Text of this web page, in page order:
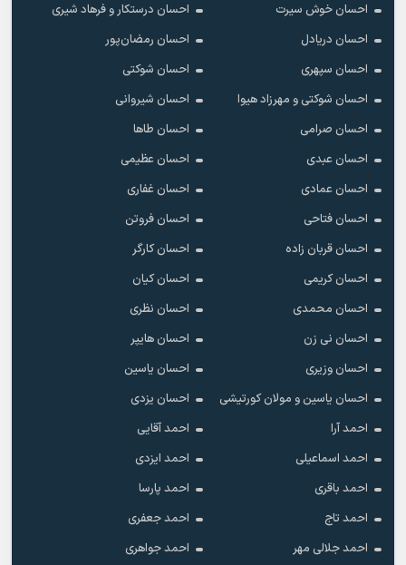
احسان خوش سیرت
احسان درستکار و فرهاد شیرى
احسان دریادل
احسان رمضان‌پور
احسان سپهری
احسان شوکتی
احسان شوکتی و مهرزاد هیوا
احسان شیروانی
احسان صرامی
احسان طاها
احسان عبدی
احسان عظیمی
احسان عمادی
احسان غفاری
احسان فتاحی
احسان فروتن
احسان قربان زاده
احسان کارگر
احسان کریمی
احسان کیان
احسان محمدی
احسان نظری
احسان نی زن
احسان هایپر
احسان وزیری
احسان یاسین
احسان یاسین و مولان کورتیشی
احسان یزدی
احمد آرا
احمد آقایی
احمد اسماعیلی
احمد ایزدی
احمد باقری
احمد پارسا
احمد تاج
احمد جعفری
احمد جلالی مهر
احمد جواهری